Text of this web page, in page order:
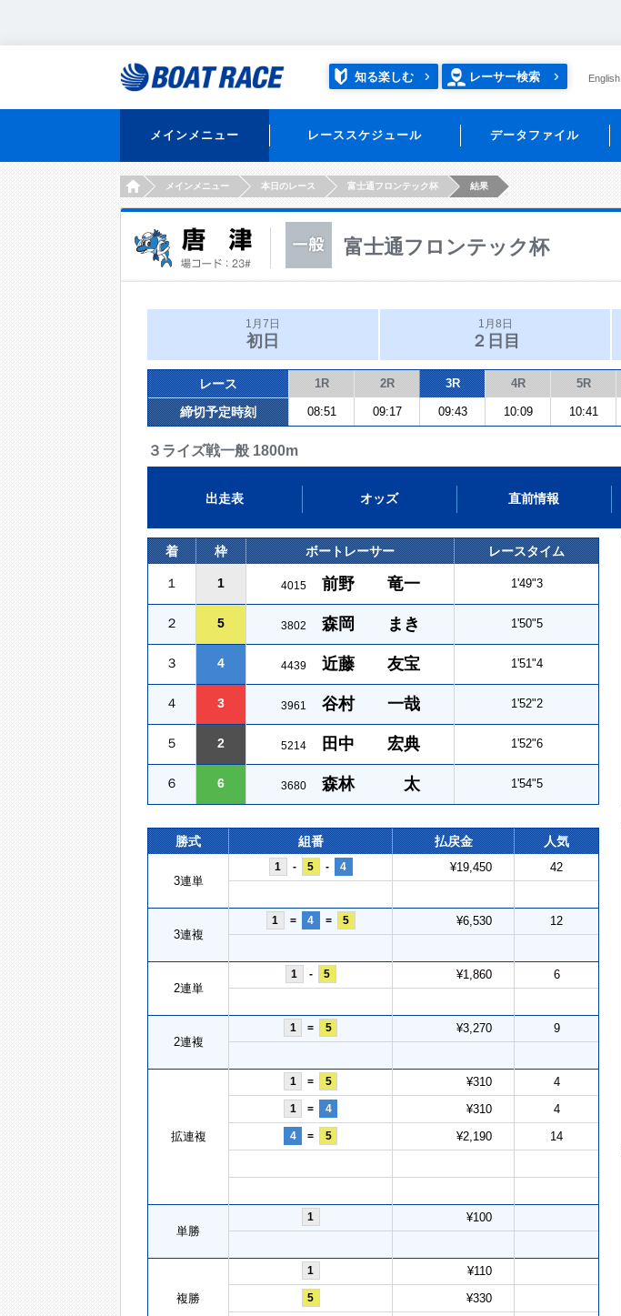
知る楽しむ レーサー検索 English
メインメニュー レーススケジュール データファイル
HOMEメインメニュー 本日のレース 富士通フロンテック杯 結果
富士通フロンテック杯
1月7日
初日
1月8日
２日目
レース 1R 2R 3R 4R 5R
締切予定時刻 08:51 09:17 09:43 10:09 10:41
３ライズ戦一般 1800m
出走表 オッズ 直前情報
着 枠 ボートレーサー レースタイム
１ 1 4015 前野 竜一 1'49"3
２ 5 3802 森岡 まき 1'50"5
３ 4 4439 近藤 友宝 1'51"4
４ 3 3961 谷村 一哉 1'52"2
５ 2 5214 田中 宏典 1'52"6
６ 6 3680 森林 太 1'54"5
勝式 組番 払戻金 人気
3連単
1 - 5 - 4 ¥19,450 42
3連複
1 = 4 = 5 ¥6,530 12
2連単
1 - 5 ¥1,860 6
2連複
1 = 5 ¥3,270 9
拡連複
1 = 5 ¥310 4
1 = 4 ¥310 4
4 = 5 ¥2,190 14
単勝
1 ¥100
複勝
1 ¥110
5 ¥330